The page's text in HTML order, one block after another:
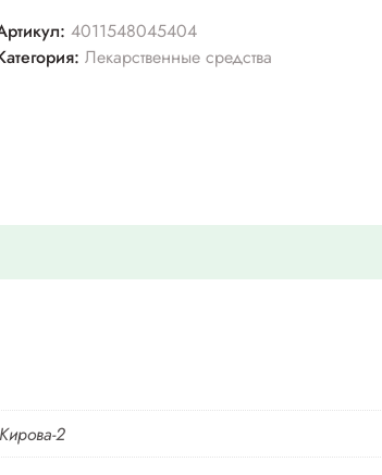
назал
дозир
4011548045404
Лекарственные средства
2